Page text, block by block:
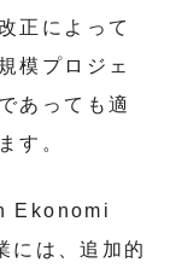
正によって
模プロジェ
あっても適
す。
Ekonomi
には、追加的